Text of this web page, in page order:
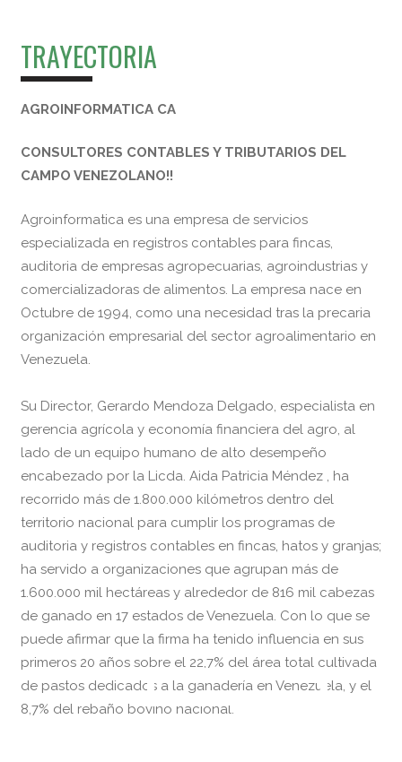
TRAYECTORIA
AGROINFORMATICA CA
CONSULTORES CONTABLES Y TRIBUTARIOS DEL
CAMPO VENEZOLANO!!
Agroinformatica es una empresa de servicios
especializada en registros contables para fincas,
auditoria de empresas agropecuarias, agroindustrias y
comercializadoras de alimentos. La empresa nace en
Octubre de 1994, como una necesidad tras la precaria
organización empresarial del sector agroalimentario en
Venezuela.
Su Director, Gerardo Mendoza Delgado, especialista en
gerencia agrícola y economía financiera del agro, al
lado de un equipo humano de alto desempeño
encabezado por la Licda. Aida Patricia Méndez , ha
recorrido más de 1.800.000 kilómetros dentro del
territorio nacional para cumplir los programas de
auditoria y registros contables en fincas, hatos y granjas;
ha servido a organizaciones que agrupan más de
1.600.000 mil hectáreas y alrededor de 816 mil cabezas
de ganado en 17 estados de Venezuela. Con lo que se
puede afirmar que la firma ha tenido influencia en sus
primeros 20 años sobre el 22,7% del área total cultivada
de pastos dedicados a la ganadería en Venezuela, y el
8,7% del rebaño bovino nacional.